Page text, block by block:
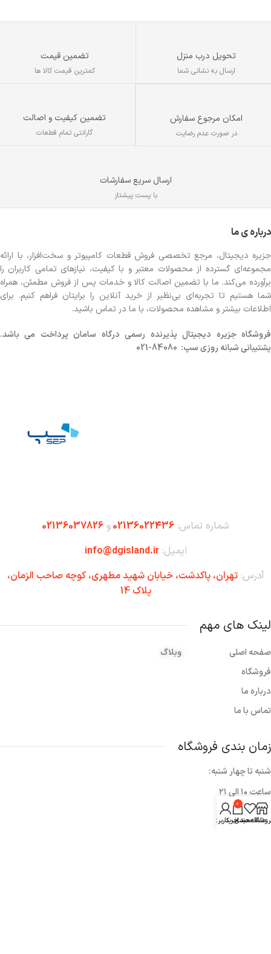
تحویل درب منزل
ارسال به نشانی شما
تضمین قیمت
کمترین قیمت کالا ها
امکان مرجوع سفارش
در صورت عدم رضایت
تضمین کیفیت و اصالت
گارانتی تمام قطعات
ارسال سریع سفارشات
با پست پیشتاز
درباره ی ما
جزیره دیجیتال، مرجع تخصصی فروش قطعات کامپیوتر و سخت‌افزار، با ارائه
مجموعه‌ای گسترده از محصولات معتبر و با کیفیت، نیازهای تمامی کاربران را
برآورده می‌کند. ما با تضمین اصالت کالا و خدمات پس از فروش مطمئن، همراه
شما هستیم تا تجربه‌ای بی‌نظیر از خرید آنلاین را برایتان فراهم کنیم. برای
اطلاعات بیشتر و مشاهده محصولات، با ما در تماس باشید.
فروشگاهجزیره دیجیتال پذیرنده رسمی درگاه سامان پرداخت می باشد.
پشتیبانی شبانه روزی سپ: 84080-021
شماره تماس: 02136022436و 02136037826
ایمیل:info@dgisland.ir
آدرس:تهران،‌ پاکدشت، خیابان شهید مطهری، کوچه صاحب الزمان،
پلاک 14
لینک های مهم
صفحه اصلی
فروشگاه
درباره ما
تماس با ما
وبلاگ
زمان بندی فروشگاه
شنبه تا چهار شنبه:
ساعت ۱۰ الی ۲۱
پنج شنبه ها:
علاقه مندی
0
سبد خرید
حساب کاربری من